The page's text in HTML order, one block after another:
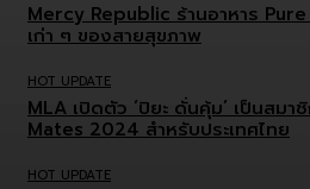
Mercy Republic ร้านอาหาร
เก่า ๆ ของสายสุขภาพ
HOT UPDATE
MLA เปิดตัว ‘ปิยะ ดั่นคุ้ม’ เป็นสมา
Mates 2024 สำหรับประเทศไทย
HOT UPDATE